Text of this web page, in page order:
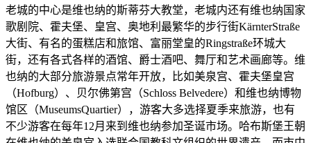
老城的中心是维也纳的斯蒂芬大教堂，老城内还有维也纳国家
歌剧院、霍夫堡、皇宫、奥地利最繁华的步行街KärnterStraße
大街、有名的蛋糕店和旅馆、富丽堂皇的Ringstraße环城大
街，还有各式各样的酒馆、爵士酒吧、舞厅和艺术画廊等。维
也纳的大部分旅游景点常年开放，比如美泉宫、霍夫堡皇宫
（Hofburg）、贝尔佛第宫（Schloss Belvedere）和维也纳博物
馆区（MuseumsQuartier），游客大多选择夏季来旅游，也有
不少游客在每年12月来到维也纳参加圣诞市场。哈布斯堡王朝